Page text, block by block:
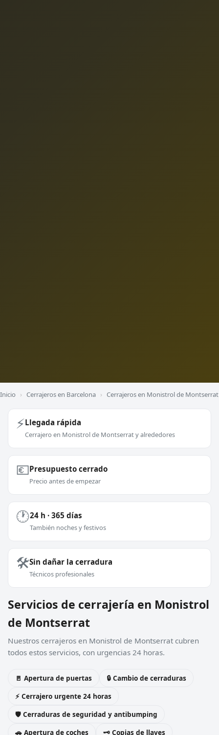
Inicio › Cerrajeros en Barcelona › Cerrajeros en Monistrol de Montserrat
⚡Llegada rápida
Cerrajero en Monistrol de Montserrat y alrededores
💶Presupuesto cerrado
Precio antes de empezar
🕐24 h · 365 días
También noches y festivos
🛠️Sin dañar la cerradura
Técnicos profesionales
Servicios de cerrajería en Monistrol
de Montserrat
Nuestros cerrajeros en Monistrol de Montserrat cubren
todos estos servicios, con urgencias 24 horas.
🚪 Apertura de puertas
🔒 Cambio de cerraduras
⚡ Cerrajero urgente 24 horas
🛡️ Cerraduras de seguridad y antibumping
🚗 Apertura de coches
🗝️ Copias de llaves